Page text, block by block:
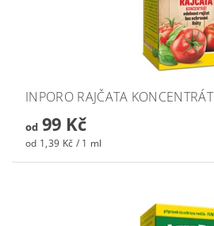
INPORO RAJČATA KONCENTRÁT
od99 Kč
od 1,39 Kč / 1 ml